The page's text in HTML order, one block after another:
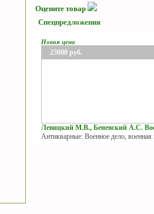
Оцените товар
Спецпредложения
Новая цена
23000 руб.
Левицкий М.В., Беневский А.С.
Антикварные: Военное дело, военная